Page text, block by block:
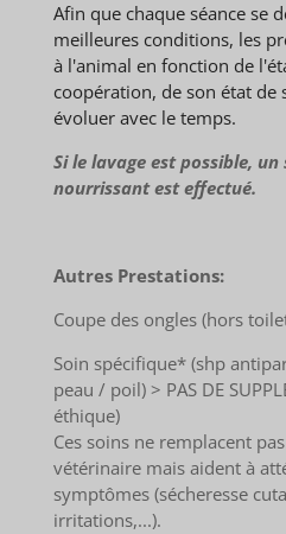
Afin que chaque séance se
meilleures conditions, les
à l'animal en fonction de
coopération, de son état de
évoluer avec le temps.
Si le lavage est possible,
nourrissant est effectué.
Autres Prestations:
Coupe des ongles (hors
Soin spécifique* (shp
peau / poil) > PAS DE
éthique)
Ces soins ne remplacent
vétérinaire mais aident à
symptômes (sécheresse
irritations,...).